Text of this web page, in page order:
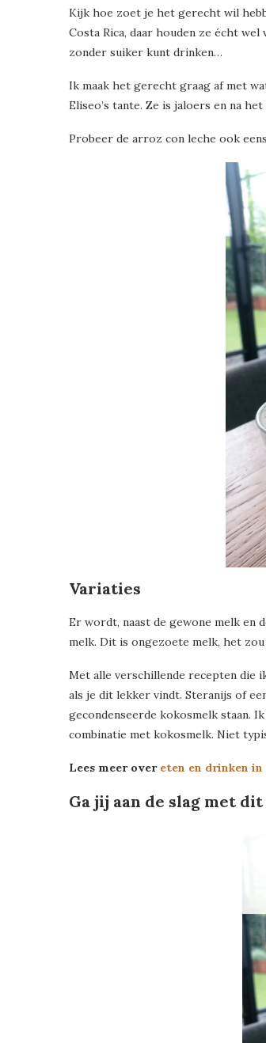
Kijk hoe zoet je het gerecht wil
Costa Rica, daar houden ze écht
zonder suiker kunt drinken…
Ik maak het gerecht graag af met
Eliseo’s tante. Ze is jaloers en na
Probeer de arroz con leche ook
Variaties
Er wordt, naast de gewone melk en
melk. Dit is ongezoete melk, het
Met alle verschillende recepten die
als je dit lekker vindt. Steranijs of
gecondenseerde kokosmelk staan.
combinatie met kokosmelk. Niet
Lees meer over eten en drinken in
Ga jij aan de slag met